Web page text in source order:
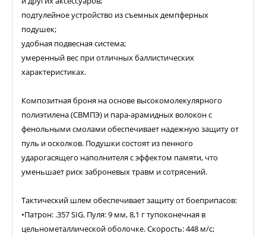
подтулейное устройство из съемных демпферных
подушек;
удобная подвесная система;
умеренный вес при отличных баллистических
характеристиках.
Композитная броня на основе высокомолекулярного
полиэтилена (СВМПЭ) и пара-арамидных волокон с
фенольными смолами обеспечивает надежную защиту от
пуль и осколков. Подушки состоят из пенного
ударогасящего наполнителя с эффектом памяти, что
уменьшает риск заброневых травм и сотрясений.
Тактический шлем обеспечивает защиту от боеприпасов:
•Патрон: .357 SIG. Пуля: 9 мм, 8,1 г тупоконечная в
цельнометаллической оболочке. Скорость: 448 м/с;